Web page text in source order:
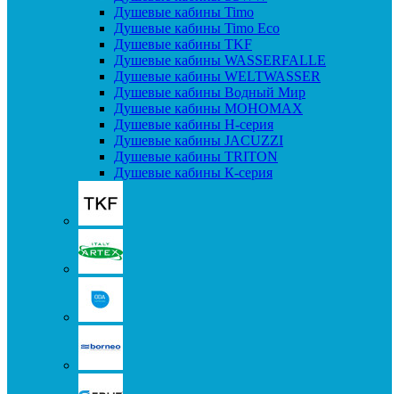
Душевые кабины Timo
Душевые кабины Timo Eco
Душевые кабины TKF
Душевые кабины WASSERFALLE
Душевые кабины WELTWASSER
Душевые кабины Водный Мир
Душевые кабины МОНОМАХ
Душевые кабины H-серия
Душевые кабины JACUZZI
Душевые кабины TRITON
Душевые кабины К-серия